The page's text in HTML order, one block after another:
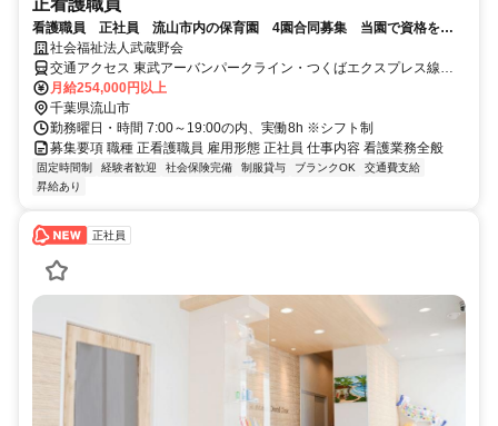
看護職員 正社員 流山市内の保育園 4園合同募集 当園で資格を活
かして活躍しませんか？
社会福祉法人武蔵野会
交通アクセス 東武アーバンパークライン・つくばエクスプレス線
「流山おおたかの森駅」よりすぐ
月給254,000円以上
千葉県流山市
勤務曜日・時間 7:00～19:00の内、実働8h ※シフト制
募集要項 職種 正看護職員 雇用形態 正社員 仕事内容 看護業務全般
固定時間制 経験者歓迎 社会保険完備 制服貸与 ブランクOK
交通費支給
昇給あり
正社員